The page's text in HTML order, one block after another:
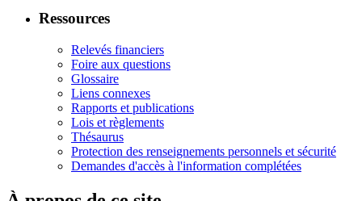
Ressources
Relevés financiers
Foire aux questions
Glossaire
Liens connexes
Rapports et publications
Lois et règlements
Thésaurus
Protection des renseignements personnels et sécurité
Demandes d'accès à l'information complétées